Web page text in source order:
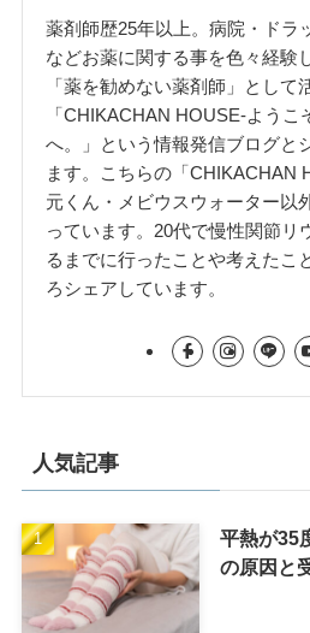
薬剤師歴25年以上。病院・ドラ
などお薬に関する事を色々経験
「薬を勧めない薬剤師」として
「CHIKACHAN HOUSE-ようこ
へ。」という情報発信ブログと
ます。こちらの「CHIKACHAN
元くん・メビウスウォーター以
っています。20代で慢性関節リ
るまでに行ったことや考えたこ
ろシェアしています。
人気記事
平熱が35
の原因と